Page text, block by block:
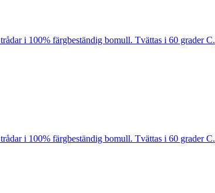
i 100% färgbeständig bomull. Tvättas i 60 grader C.
i 100% färgbeständig bomull. Tvättas i 60 grader C.